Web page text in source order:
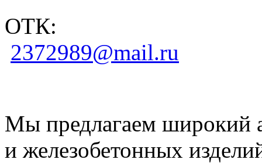
ОТК:
2372989@mail.ru
Мы предлагаем широкий
и железобетонных